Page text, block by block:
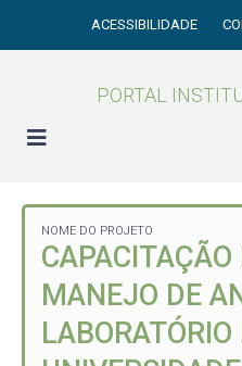
ACESSIBILIDADE
PORTAL
NOME DO PROJETO
MANEJO DE
LABORATÓRIO